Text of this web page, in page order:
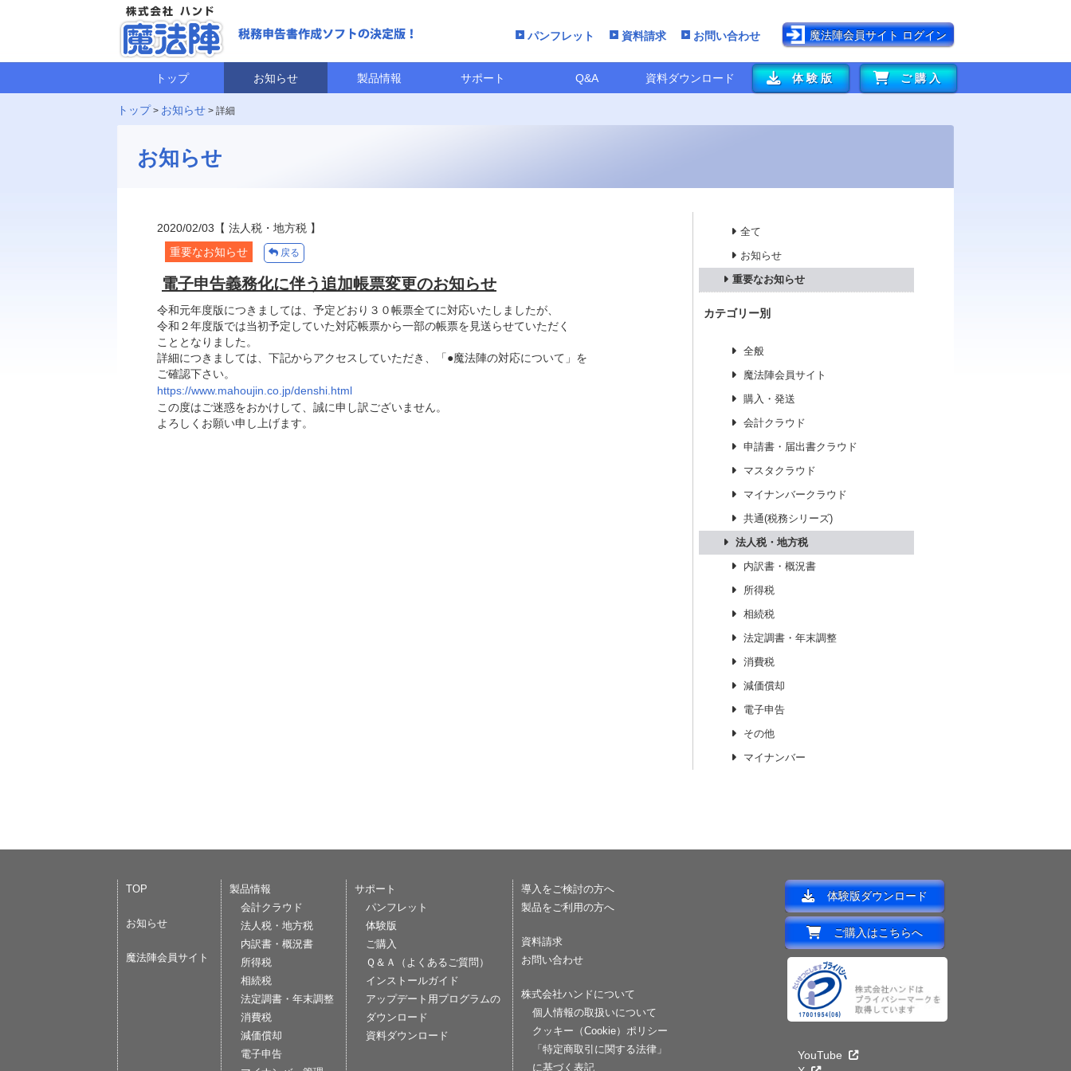
パンフレット 資料請求 お問い合わせ 魔法陣会員サイト ログイン
トップ お知らせ 製品情報 サポート Q&A 資料ダウンロード 体験版 ご購入
トップ > お知らせ > 詳細
お知らせ
2020/02/03 【 法人税・地方税 】
重要なお知らせ
戻る
電子申告義務化に伴う追加帳票変更のお知らせ
令和元年度版につきましては、予定どおり３０帳票全てに対応いたしましたが、
令和２年度版では当初予定していた対応帳票から一部の帳票を見送らせていただく
こととなりました。
詳細につきましては、下記からアクセスしていただき、「●魔法陣の対応について」を
ご確認下さい。
https://www.mahoujin.co.jp/denshi.html
この度はご迷惑をおかけして、誠に申し訳ございません。
よろしくお願い申し上げます。
全て
お知らせ
重要なお知らせ
カテゴリー別
全般
魔法陣会員サイト
購入・発送
会計クラウド
申請書・届出書クラウド
マスタクラウド
マイナンバークラウド
共通(税務シリーズ)
法人税・地方税
内訳書・概況書
所得税
相続税
法定調書・年末調整
消費税
減価償却
電子申告
その他
マイナンバー
TOP
お知らせ
魔法陣会員サイト
製品情報
会計クラウド
法人税・地方税
内訳書・概況書
所得税
相続税
法定調書・年末調整
消費税
減価償却
電子申告
サポート
パンフレット
体験版
ご購入
Ｑ＆Ａ（よくあるご質問）
インストールガイド
アップデート用プログラムの
ダウンロード
資料ダウンロード
導入をご検討の方へ
製品をご利用の方へ
資料請求
お問い合わせ
株式会社ハンドについて
個人情報の取扱いについて
クッキー（Cookie）ポリシー
「特定商取引に関する法律」
に基づく表記
体験版ダウンロード
ご購入はこちらへ
YouTube